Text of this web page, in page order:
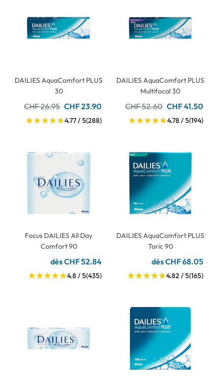
DAILIES AquaComfort PLUS
30
CHF 26.95 CHF 23.90
4.77 / 5(288)
DAILIES AquaComfort PLUS
Multifocal 30
CHF 52.60 CHF 41.50
4.78 / 5(194)
Focus DAILIES All Day
Comfort 90
dès CHF 52.84
4.8 / 5(435)
DAILIES AquaComfort PLUS
Toric 90
dès CHF 68.05
4.82 / 5(165)